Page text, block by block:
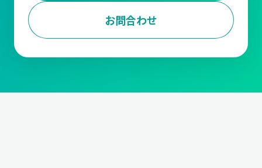
お問合わせ